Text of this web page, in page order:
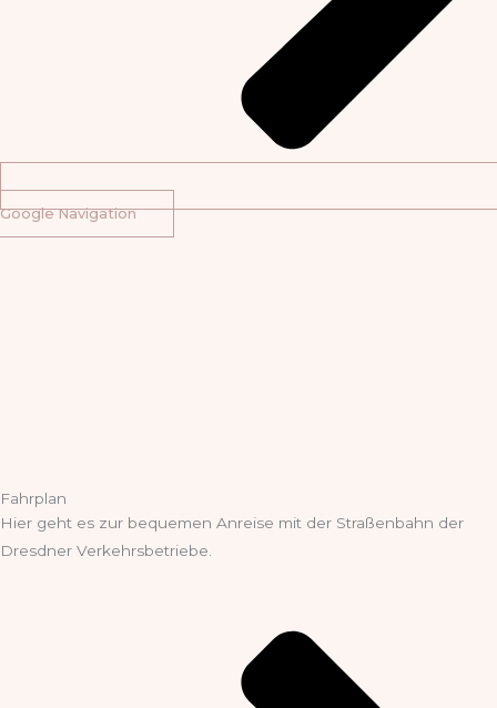
Google Navigation
Fahrplan
Hier geht es zur bequemen Anreise mit der Straßenbahn der
Dresdner Verkehrsbetriebe.